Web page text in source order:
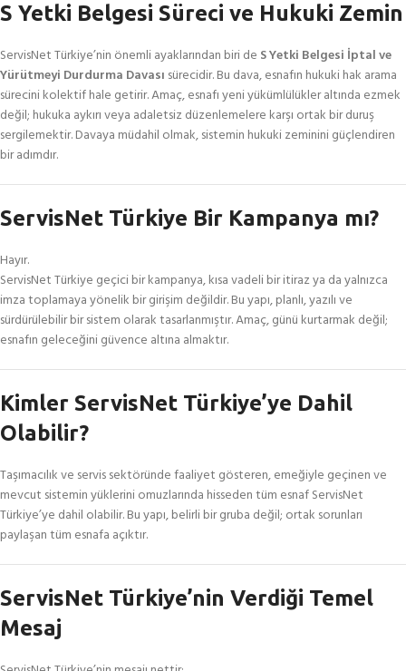
S Yetki Belgesi Süreci ve Hukuki Zemin
ServisNet Türkiye’nin önemli ayaklarından biri de S Yetki Belgesi İptal ve
Yürütmeyi Durdurma Davası sürecidir. Bu dava, esnafın hukuki hak arama
sürecini kolektif hale getirir. Amaç, esnafı yeni yükümlülükler altında ezmek
değil; hukuka aykırı veya adaletsiz düzenlemelere karşı ortak bir duruş
sergilemektir. Davaya müdahil olmak, sistemin hukuki zeminini güçlendiren
bir adımdır.
ServisNet Türkiye Bir Kampanya mı?
Hayır.
ServisNet Türkiye geçici bir kampanya, kısa vadeli bir itiraz ya da yalnızca
imza toplamaya yönelik bir girişim değildir. Bu yapı, planlı, yazılı ve
sürdürülebilir bir sistem olarak tasarlanmıştır. Amaç, günü kurtarmak değil;
esnafın geleceğini güvence altına almaktır.
Kimler ServisNet Türkiye’ye Dahil
Olabilir?
Taşımacılık ve servis sektöründe faaliyet gösteren, emeğiyle geçinen ve
mevcut sistemin yüklerini omuzlarında hisseden tüm esnaf ServisNet
Türkiye’ye dahil olabilir. Bu yapı, belirli bir gruba değil; ortak sorunları
paylaşan tüm esnafa açıktır.
ServisNet Türkiye’nin Verdiği Temel
Mesaj